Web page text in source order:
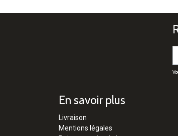
En savoir plus
Livraison
Mentions légales